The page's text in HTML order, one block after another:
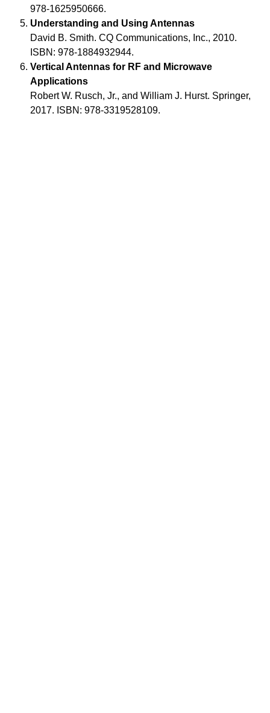
978-1625950666.
Understanding and Using Antennas
David B. Smith. CQ Communications, Inc., 2010.
ISBN: 978-1884932944.
Vertical Antennas for RF and Microwave
Applications
Robert W. Rusch, Jr., and William J. Hurst. Springer,
2017. ISBN: 978-3319528109.